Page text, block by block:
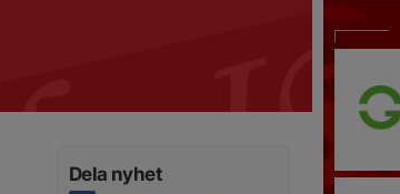
Dela nyhet